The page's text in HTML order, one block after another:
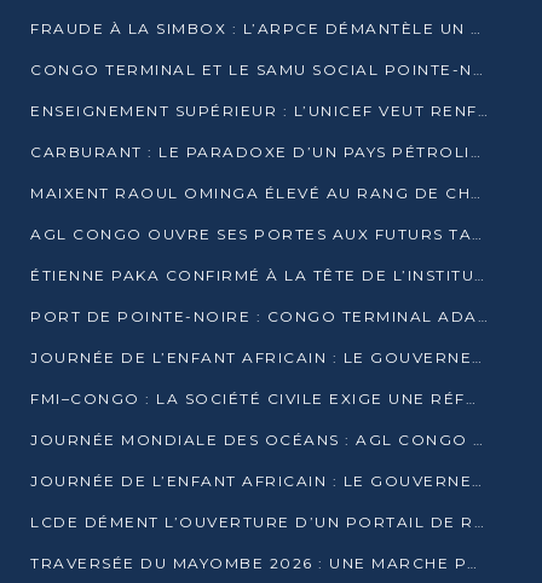
FRAUDE À LA SIMBOX : L’ARPCE DÉMANTÈLE UN RÉSEAU UTILISANT DES CARTES SIM OUGANDAISES
CONGO TERMINAL ET LE SAMU SOCIAL POINTE-NOIRE RENOUVELLENT LEUR PARTENARIAT EN FAVEUR DES JEUNES VULNÉRABLES
ENSEIGNEMENT SUPÉRIEUR : L’UNICEF VEUT RENFORCER LA RECHERCHE SUR LES QUESTIONS DE L’ENFANCE
CARBURANT : LE PARADOXE D’UN PAYS PÉTROLIER CONFRONTÉ À DES PÉNURIES RÉCURRENTES
MAIXENT RAOUL OMINGA ÉLEVÉ AU RANG DE CHEVALIER DE L’ORDRE DE L’AMITIÉ ENTRE LA RUSSIE ET LE CONGO
AGL CONGO OUVRE SES PORTES AUX FUTURS TALENTS DE LA LOGISTIQUE
ÉTIENNE PAKA CONFIRMÉ À LA TÊTE DE L’INSTITUT GÉOGRAPHIQUE NATIONAL
PORT DE POINTE-NOIRE : CONGO TERMINAL ADAPTE SON DRAGAGE AUX SABLES BITUMINEUX
JOURNÉE DE L’ENFANT AFRICAIN : LE GOUVERNEMENT RÉAFFIRME SON ENGAGEMENT POUR L’ACCÈS À L’EAU ET À L’ASSAINISSEMENT
FMI–CONGO : LA SOCIÉTÉ CIVILE EXIGE UNE RÉFORME DE LA FISCALITÉ PÉTROLIÈRE
JOURNÉE MONDIALE DES OCÉANS : AGL CONGO MOBILISE SES COLLABORATEURS POUR LA PRÉSERVATION DE LA BIODIVERSITÉ MARINE
JOURNÉE DE L’ENFANT AFRICAIN : LE GOUVERNEMENT MOBILISÉ POUR L’HYGIÈNE DANS LES ORPHELINATS
LCDE DÉMENT L’OUVERTURE D’UN PORTAIL DE RECRUTEMENT ET APPELLE À LA VIGILANCE
TRAVERSÉE DU MAYOMBE 2026 : UNE MARCHE POUR SENSIBILISER ET DÉPISTER AU DIABÈTE